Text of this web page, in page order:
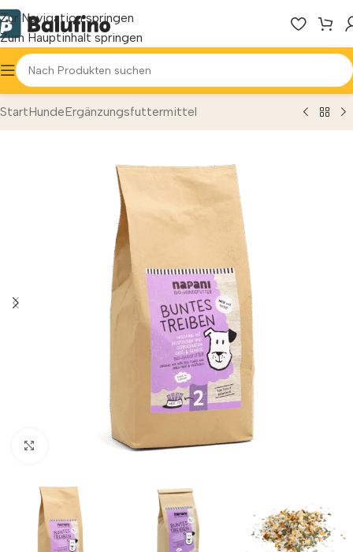
Zur Navigation springen
Zum Hauptinhalt springen
StartHundeErgänzungs­futtermittel
Zum Vergrößern klicken